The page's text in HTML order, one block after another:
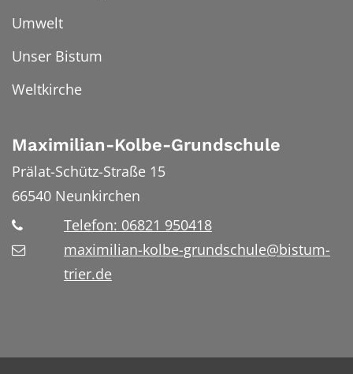
Umwelt
Unser Bistum
Weltkirche
Maximilian-Kolbe-Grundschule
Prälat-Schütz-Straße 15
66540 Neunkirchen
Telefon: 06821 950418
maximilian-kolbe-grundschule@bistum-
trier.de